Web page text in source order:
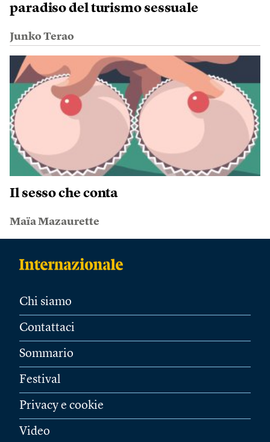
paradiso del turismo sessuale
Junko Terao
Il sesso che conta
Maïa Mazaurette
Chi siamo
Contattaci
Sommario
Festival
Privacy e cookie
Video